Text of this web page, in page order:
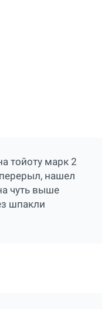
тойоту марк 2
нашел
чуть выше
шпакли